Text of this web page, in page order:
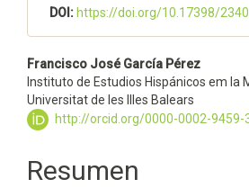
DOI: https://doi.org/10.17398/
Contenido
principal
del
artículo
Francisco José García Pérez
Instituto de Estudios Hispánicos em la
Universitat de les Illes Balears
http://orcid.org/0000-0002-9459-
Resumen